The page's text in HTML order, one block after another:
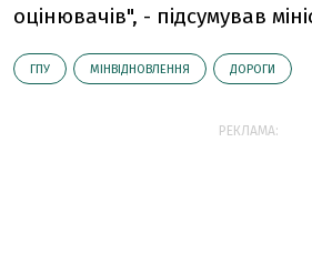
оцінювачів", - підсумував
ГПУ МІНВІДНОВЛЕННЯ ДОРОГИ
РЕКЛАМА: